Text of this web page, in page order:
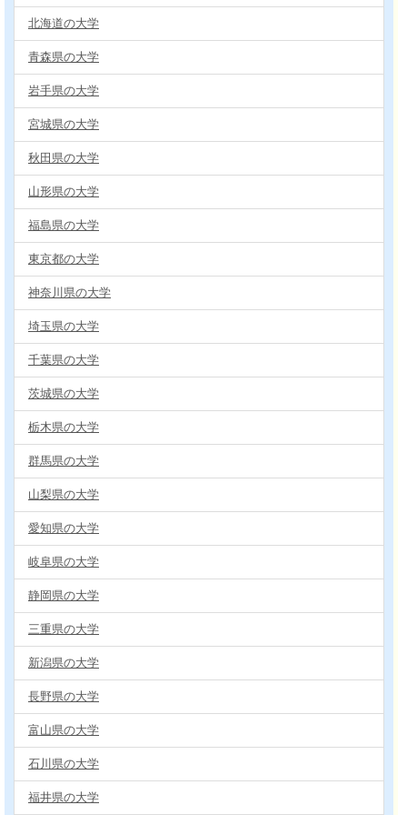
北海道の大学
青森県の大学
岩手県の大学
宮城県の大学
秋田県の大学
山形県の大学
福島県の大学
東京都の大学
神奈川県の大学
埼玉県の大学
千葉県の大学
茨城県の大学
栃木県の大学
群馬県の大学
山梨県の大学
愛知県の大学
岐阜県の大学
静岡県の大学
三重県の大学
新潟県の大学
長野県の大学
富山県の大学
石川県の大学
福井県の大学